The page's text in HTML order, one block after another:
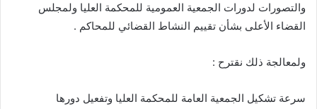
والتصورات لدورات الجمعية العمومية للمحكمة العليا ولمجلس
القضاء الأعلى بشأن تقييم النشاط القضائي للمحاكم .
ولمعالجة ذلك نقترح :
سرعة تشكيل الجمعية العامة للمحكمة العليا وتفعيل دورها